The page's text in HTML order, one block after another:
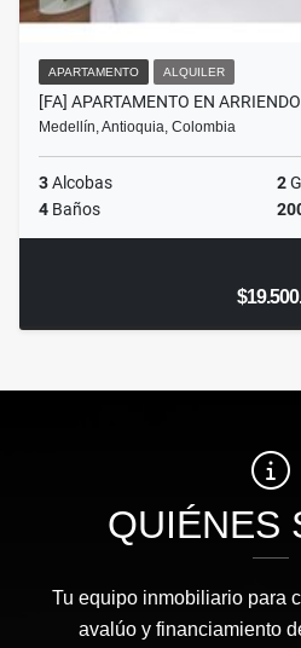
APARTAMENTO ALQUILER
[FA] APARTAMENTO EN
Medellín, Antioquia, Colombia
3Alcobas 2
4 Baños
QUIÉNES
Tu equipo inmobiliario para
avalúo y financiamiento